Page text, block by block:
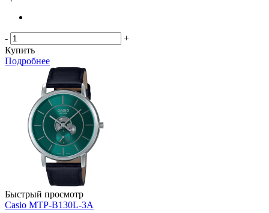
-
+
Купить
Подробнее
Быстрый просмотр
Casio MTP-B130L-3A